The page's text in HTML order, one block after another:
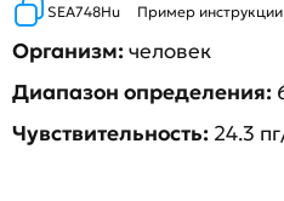
SEA748Hu Пример инструкции
Организм:человек
Диапазон определения:
Чувствительность: 24.3